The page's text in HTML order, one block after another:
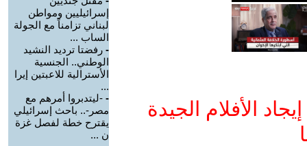
الأفلام الجيدة
إسرائيليين ومواطن
لبناني تزامناً مع الجولة
الساب ...
- رفضتا ترديد النشيد
الوطني.. الجنسية
الأسترالية للاعبتين إيرا
...
- -ليتدبروا أمرهم مع
مصر-.. باحث إسرائيلي
يقترح خطة لفصل غزة
ن ...